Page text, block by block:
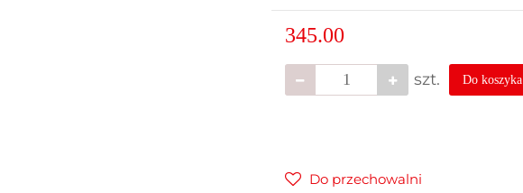
345.00
szt. Do koszyka
Do przechowalni